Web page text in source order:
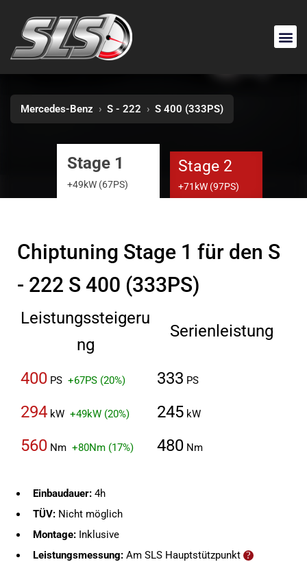
Mercedes-Benz › S - 222 › S 400 (333PS)
Stage 1
+49kW (67PS)
Stage 2
+71kW (97PS)
Chiptuning Stage 1 für den S
- 222 S 400 (333PS)
Leistungssteigeru
ng
Serienleistung
400 PS +67PS (20%) 333 PS
294 kW +49kW (20%) 245 kW
560 Nm +80Nm (17%) 480 Nm
Einbaudauer:4h
TÜV:Nicht möglich
Montage:Inklusive
Leistungsmessung:Am SLS Hauptstützpunkt